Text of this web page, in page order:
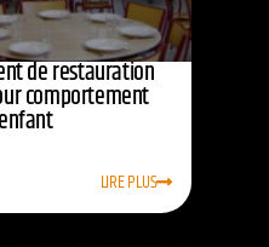
de restauration
comportement
LIRE PLUS